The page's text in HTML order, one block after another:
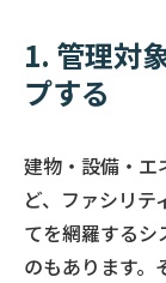
1. 管理対
プする
建物・設備・エ
ど、ファシリテ
てを網羅するシ
のもあります。